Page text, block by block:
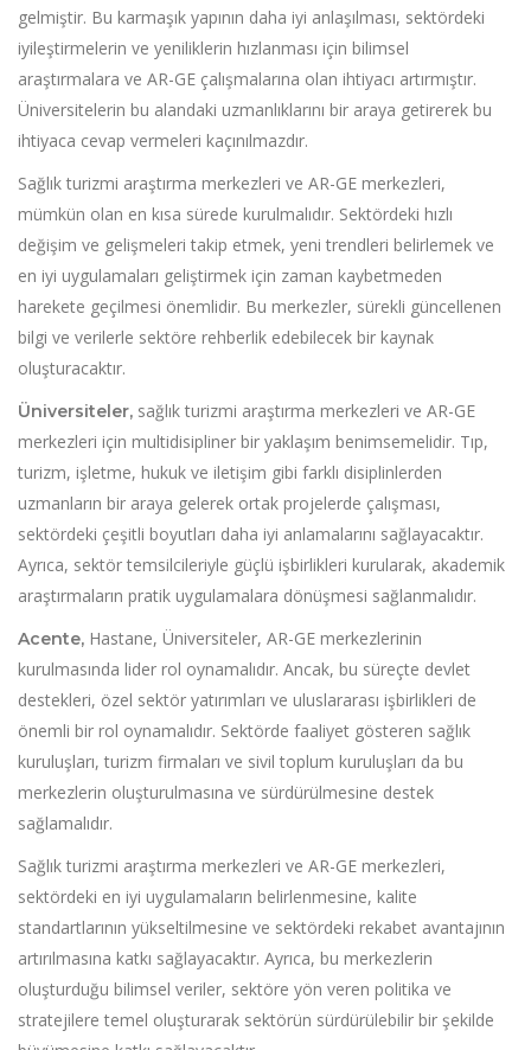
gelmiştir. Bu karmaşık yapının daha iyi anlaşılması, sektördeki
iyileştirmelerin ve yeniliklerin hızlanması için bilimsel
araştırmalara ve AR-GE çalışmalarına olan ihtiyacı artırmıştır.
Üniversitelerin bu alandaki uzmanlıklarını bir araya getirerek bu
ihtiyaca cevap vermeleri kaçınılmazdır.
Sağlık turizmi araştırma merkezleri ve AR-GE merkezleri,
mümkün olan en kısa sürede kurulmalıdır. Sektördeki hızlı
değişim ve gelişmeleri takip etmek, yeni trendleri belirlemek ve
en iyi uygulamaları geliştirmek için zaman kaybetmeden
harekete geçilmesi önemlidir. Bu merkezler, sürekli güncellenen
bilgi ve verilerle sektöre rehberlik edebilecek bir kaynak
oluşturacaktır.
Üniversiteler, sağlık turizmi araştırma merkezleri ve AR-GE
merkezleri için multidisipliner bir yaklaşım benimsemelidir. Tıp,
turizm, işletme, hukuk ve iletişim gibi farklı disiplinlerden
uzmanların bir araya gelerek ortak projelerde çalışması,
sektördeki çeşitli boyutları daha iyi anlamalarını sağlayacaktır.
Ayrıca, sektör temsilcileriyle güçlü işbirlikleri kurularak, akademik
araştırmaların pratik uygulamalara dönüşmesi sağlanmalıdır.
Acente, Hastane, Üniversiteler, AR-GE merkezlerinin
kurulmasında lider rol oynamalıdır. Ancak, bu süreçte devlet
destekleri, özel sektör yatırımları ve uluslararası işbirlikleri de
önemli bir rol oynamalıdır. Sektörde faaliyet gösteren sağlık
kuruluşları, turizm firmaları ve sivil toplum kuruluşları da bu
merkezlerin oluşturulmasına ve sürdürülmesine destek
sağlamalıdır.
Sağlık turizmi araştırma merkezleri ve AR-GE merkezleri,
sektördeki en iyi uygulamaların belirlenmesine, kalite
standartlarının yükseltilmesine ve sektördeki rekabet avantajının
artırılmasına katkı sağlayacaktır. Ayrıca, bu merkezlerin
oluşturduğu bilimsel veriler, sektöre yön veren politika ve
stratejilere temel oluşturarak sektörün sürdürülebilir bir şekilde